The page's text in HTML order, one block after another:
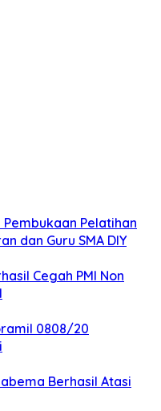
Pelatihan
dan Guru SMA DIY
Cegah PMI Non
0808/20
Berhasil Atasi